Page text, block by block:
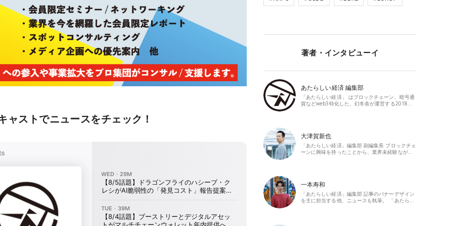
ャストでニュースをチェック！
著者・インタビューイ
あたらしい経済 編集部
「あたらしい経済」 はブロックチェーン、暗号通
貨などweb3特化した、幻冬舎が運営する2018…
大津賀新也
「あたらしい経済」編集部 副編集長 ブロックチェ
ーンに興味を持ったことから、業界未経験なが…
一本寿和
「あたらしい経済」編集部 記事のバナーデザイン
を主に担当する他、ニュースも執筆。 「あたら…